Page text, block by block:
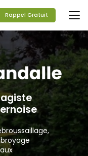
Rappel Gratuit